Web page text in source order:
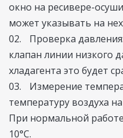
окно на ресивере-
может указывать на
Проверка
клапан линии низкого
хладагента это будет
Измерение
температуру воздуха
При нормальной
10°C.